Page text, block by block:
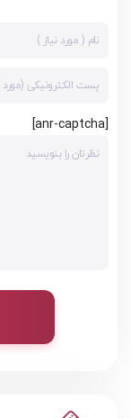
[anr-captcha]